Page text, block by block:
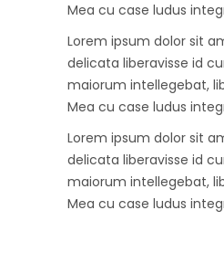
Mea cu case ludus
Lorem ipsum dolor sit
delicata liberavisse id
maiorum intellegebat,
Mea cu case ludus
Lorem ipsum dolor sit
delicata liberavisse id
maiorum intellegebat,
Mea cu case ludus